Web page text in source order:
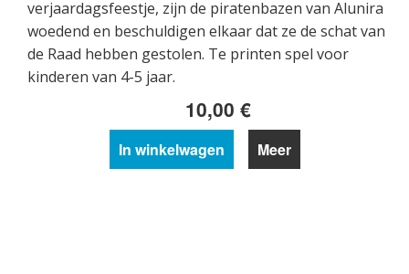
verjaardagsfeestje, zijn de piratenbazen van Alunira
woedend en beschuldigen elkaar dat ze de schat van
de Raad hebben gestolen. Te printen spel voor
kinderen van 4-5 jaar.
10,00 €
In winkelwagen Meer